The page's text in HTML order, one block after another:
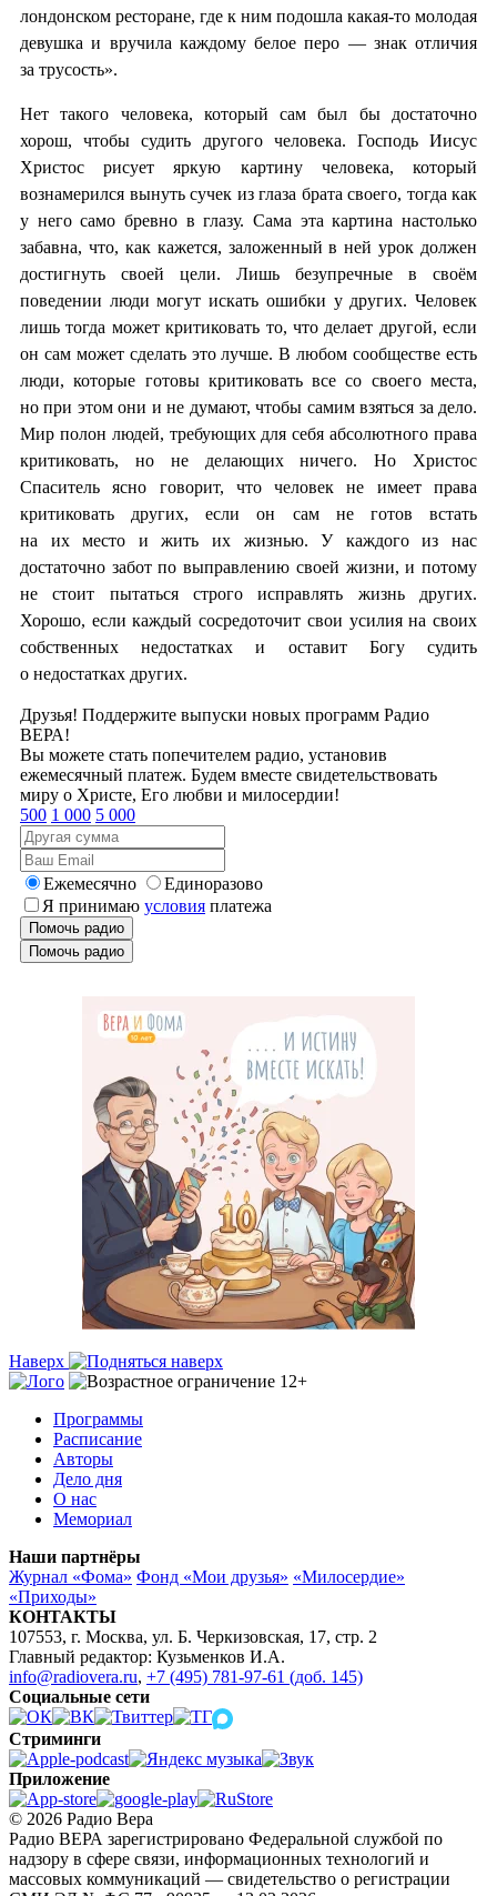
лондонском ресторане, где к ним подошла какая-то молодая
девушка и вручила каждому белое перо — знак отличия
за трусость».
Нет такого человека, который сам был бы достаточно
хорош, чтобы судить другого человека. Господь Иисус
Христос рисует яркую картину человека, который
вознамерился вынуть сучек из глаза брата своего, тогда как
у него само бревно в глазу. Сама эта картина настолько
забавна, что, как кажется, заложенный в ней урок должен
достигнуть своей цели. Лишь безупречные в своём
поведении люди могут искать ошибки у других. Человек
лишь тогда может критиковать то, что делает другой, если
он сам может сделать это лучше. В любом сообществе есть
люди, которые готовы критиковать все со своего места,
но при этом они и не думают, чтобы самим взяться за дело.
Мир полон людей, требующих для себя абсолютного права
критиковать, но не делающих ничего. Но Христос
Спаситель ясно говорит, что человек не имеет права
критиковать других, если он сам не готов встать
на их место и жить их жизнью. У каждого из нас
достаточно забот по выправлению своей жизни, и потому
не стоит пытаться строго исправлять жизнь других.
Хорошо, если каждый сосредоточит свои усилия на своих
собственных недостатках и оставит Богу судить
о недостатках других.
Друзья! Поддержите выпуски новых программ Радио
ВЕРА!
Вы можете стать попечителем радио, установив
ежемесячный платеж. Будем вместе свидетельствовать
миру о Христе, Его любви и милосердии!
500 1 000 5 000
Ежемесячно
Единоразово
Я принимаю условия платежа
Помочь радио
Помочь радио
Наверх
Программы
Расписание
Авторы
Дело дня
О нас
Мемориал
Наши партнёры
Журнал «Фома» Фонд «Мои друзья» «Милосердие»
«Приходы»
КОНТАКТЫ
107553, г. Москва, ул. Б. Черкизовская, 17, стр. 2
Главный редактор: Кузьменков И.А.
info@radiovera.ru, +7 (495) 781-97-61 (доб. 145)
Социальные сети
Стриминги
Приложение
© 2026 Радио Вера
Радио ВЕРА зарегистрировано Федеральной службой по
надзору в сфере связи, информационных технологий и
массовых коммуникаций — свидетельство о регистрации